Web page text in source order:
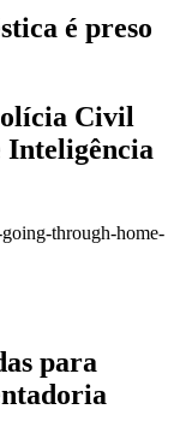
é preso
Civil
Inteligência
para